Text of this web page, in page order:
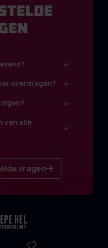
overdragen?
van alle
vragen